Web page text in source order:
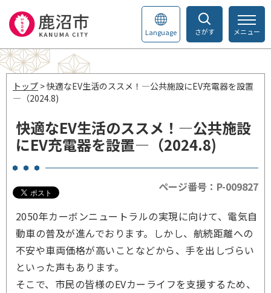
さがす
Language メニュー
トップ > 快適なEV生活のススメ！―公共施設にEV充電器を設置
―（2024.8)
快適なEV生活のススメ！―公共施設
にEV充電器を設置―（2024.8)
ページ番号：P-009827
2050年カーボンニュートラルの実現に向けて、電気自
動車の普及が進んでおります。しかし、航続距離への
不安や車両価格が高いことなどから、手を出しづらい
といった声もあります。
そこで、市民の皆様のEVカーライフを支援するため、